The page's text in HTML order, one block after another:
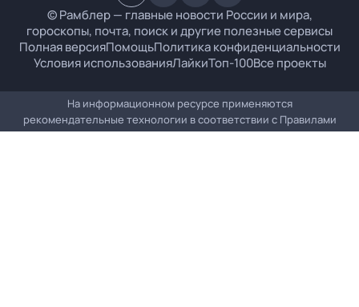
© Рамблер — главные новости России и мира,
гороскопы, почта, поиск и другие полезные сервисы
Полная версияПомощьПолитика конфиденциальности
Условия использованияЛайкиТоп-100Все проекты
На информационном ресурсе применяются
рекомендательные технологии в соответствии с Правилами